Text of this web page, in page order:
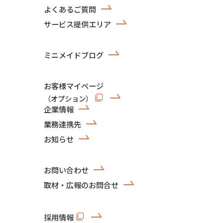
よくあるご質問
サービス提供エリア
ミニメイドブログ
お客様マイページ
（オプション）
企業情報
業務連携先
お知らせ
お問い合わせ
取材・広報のお問合せ
採用情報